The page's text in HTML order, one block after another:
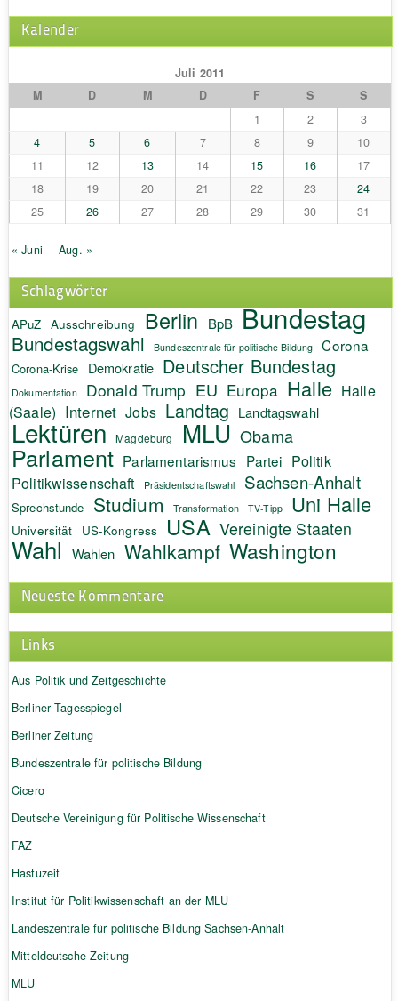
Kalender
Juli 2011
M
D M D F S
S
1
2
3
4
5 6 7 8 9
10
11
12 13 14 15 16
17
18
19 20 21 22 23
24
25
26 27 28 29 30 31
« Juni Aug. »
Schlagwörter
APuZ Ausschreibung Berlin BpB Bundestag
Bundestagswahl Bundeszentrale für politische Bildung Corona
Corona-Krise Demokratie Deutscher Bundestag
Dokumentation Donald Trump EU Europa Halle Halle
(Saale) Internet Jobs Landtag Landtagswahl
Lektüren Magdeburg MLU Obama
Parlament Parlamentarismus Partei Politik
Politikwissenschaft Präsidentschaftswahl Sachsen-Anhalt
Sprechstunde Studium Transformation TV-Tipp Uni Halle
Universität US-Kongress USA Vereinigte Staaten
Wahl Wahlen Wahlkampf Washington
Neueste Kommentare
Links
Aus Politik und Zeitgeschichte
Berliner Tagesspiegel
Berliner Zeitung
Bundeszentrale für politische Bildung
Cicero
Deutsche Vereinigung für Politische Wissenschaft
FAZ
Hastuzeit
Institut für Politikwissenschaft an der MLU
Landeszentrale für politische Bildung Sachsen-Anhalt
Mitteldeutsche Zeitung
MLU